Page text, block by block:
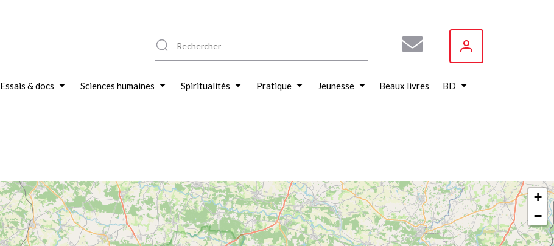
Essais & docs Sciences humaines Spiritualités Pratique Jeunesse Beaux livres BD
+
−